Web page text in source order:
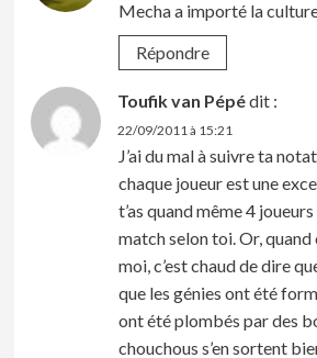
Mecha a importé la
Répondre
Toufik van Pépédit :
22/09/2011 à 15:21
J’ai du mal à suivre ta
chaque joueur est une
t’as quand même 4
match selon toi. Or,
moi, c’est chaud de dire
que les génies ont été
ont été plombés par des
chouchous s’en sortent